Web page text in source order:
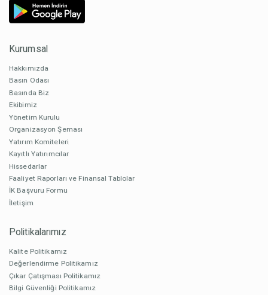
Kurumsal
Hakkımızda
Basın Odası
Basında Biz
Ekibimiz
Yönetim Kurulu
Organizasyon Şeması
Yatırım Komiteleri
Kayıtlı Yatırımcılar
Hissedarlar
Faaliyet Raporları ve Finansal Tablolar
İK Başvuru Formu
İletişim
Politikalarımız
Kalite Politikamız
Değerlendirme Politikamız
Çıkar Çatışması Politikamız
Bilgi Güvenliği Politikamız